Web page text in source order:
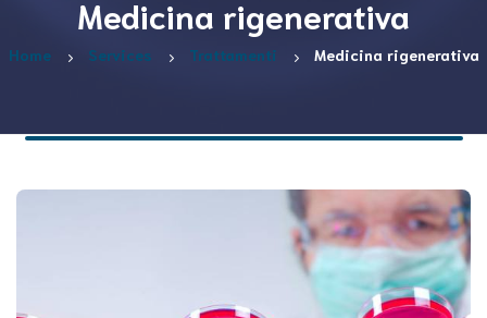
Medicina rigenerativa
Home Services Trattamenti Medicina rigenerativa